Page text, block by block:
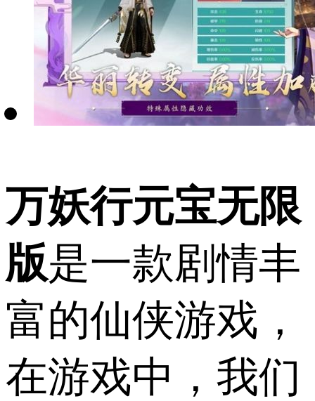
万妖行元宝无限
版是一款剧情丰
富的仙侠游戏，
在游戏中，我们